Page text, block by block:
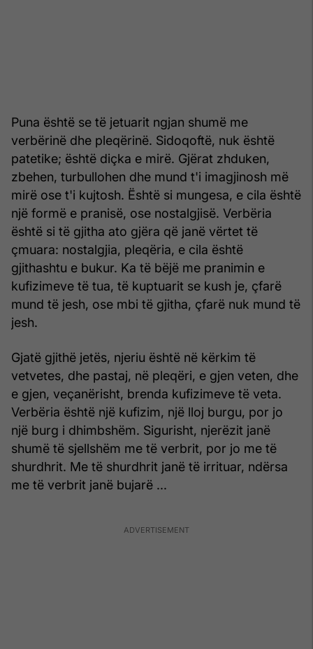
Puna është se të jetuarit ngjan shumë me
verbërinë dhe pleqërinë. Sidoqoftë, nuk është
patetike; është diçka e mirë. Gjërat zhduken,
zbehen, turbullohen dhe mund t'i imagjinosh më
mirë ose t'i kujtosh. Është si mungesa, e cila është
një formë e pranisë, ose nostalgjisë. Verbëria
është si të gjitha ato gjëra që janë vërtet të
çmuara: nostalgjia, pleqëria, e cila është
gjithashtu e bukur. Ka të bëjë me pranimin e
kufizimeve të tua, të kuptuarit se kush je, çfarë
mund të jesh, ose mbi të gjitha, çfarë nuk mund të
jesh.
Gjatë gjithë jetës, njeriu është në kërkim të
vetvetes, dhe pastaj, në pleqëri, e gjen veten, dhe
e gjen, veçanërisht, brenda kufizimeve të veta.
Verbëria është një kufizim, një lloj burgu, por jo
një burg i dhimbshëm. Sigurisht, njerëzit janë
shumë të sjellshëm me të verbrit, por jo me të
shurdhrit. Me të shurdhrit janë të irrituar, ndërsa
me të verbrit janë bujarë ...